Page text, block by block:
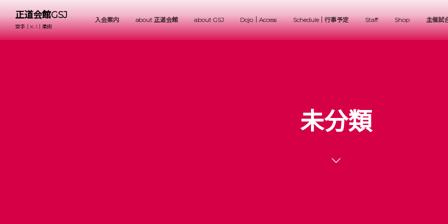
正道会館GSJ
空手｜K-1｜柔術
入会案内 about 正道会館 about GSJ Dojo｜Access Schedule｜行事予定 Staff Shop 主催試
未分類